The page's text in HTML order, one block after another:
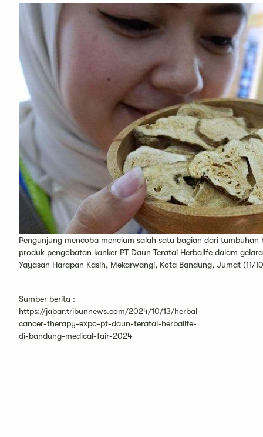
Pengunjung mencoba mencium salah satu bagian dari
produk pengobatan kanker PT Daun Teratai Herbalife dalam
Yayasan Harapan Kasih, Mekarwangi, Kota Bandung, Jumat
Sumber berita :
https://jabar.tribunnews.com/2024/10/13/herbal-
cancer-therapy-expo-pt-daun-teratai-herbalife-
di-bandung-medical-fair-2024